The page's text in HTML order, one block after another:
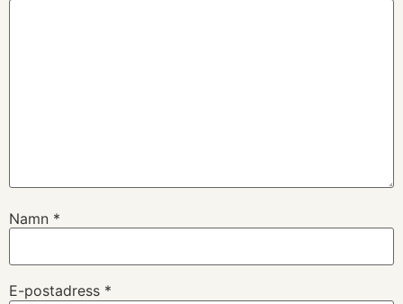
Namn *
E-postadress *